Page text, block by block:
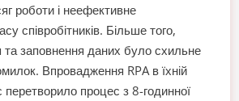
роботи і неефективне
співробітників. Більше того,
та заповнення даних було схильне
Впровадження RPA в їхній
процес з 8-годинної